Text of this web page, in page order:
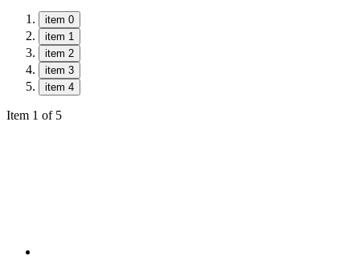
item 0
item 1
item 2
item 3
item 4
Item 1 of 5